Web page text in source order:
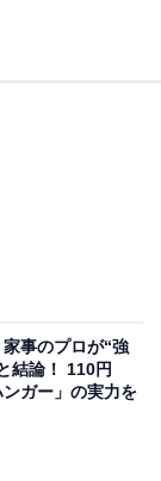
家事のプロが“強
結論！ 110円
ンガー」の実力を